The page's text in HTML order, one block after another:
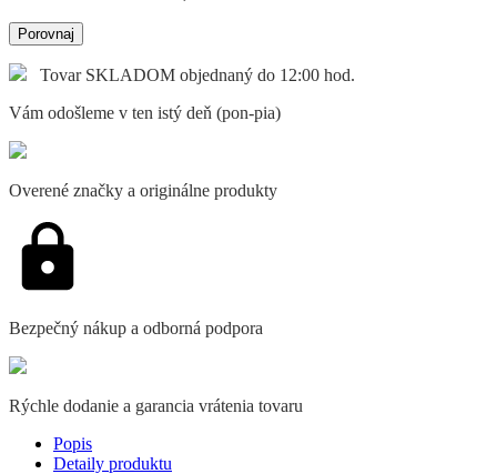
Porovnaj
Tovar SKLADOM objednaný do 12:00 hod.
Vám odošleme v ten istý deň (pon-pia)
Overené značky a originálne produkty
Bezpečný nákup a odborná podpora
Rýchle dodanie a garancia vrátenia tovaru
Popis
Detaily produktu